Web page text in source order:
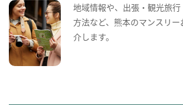
地域情報や、出張・観光旅
方法など、熊本のマンスリ
介します。